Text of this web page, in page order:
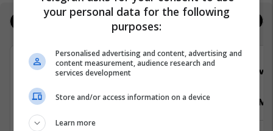
Real Estate
Elkos Group
Punëtor në Depo Pranues
your personal data for the following
purposes:
Personalised advertising and content, advertising and
content measurement, audience research and
services development
Store and/or access information on a device
Learn more